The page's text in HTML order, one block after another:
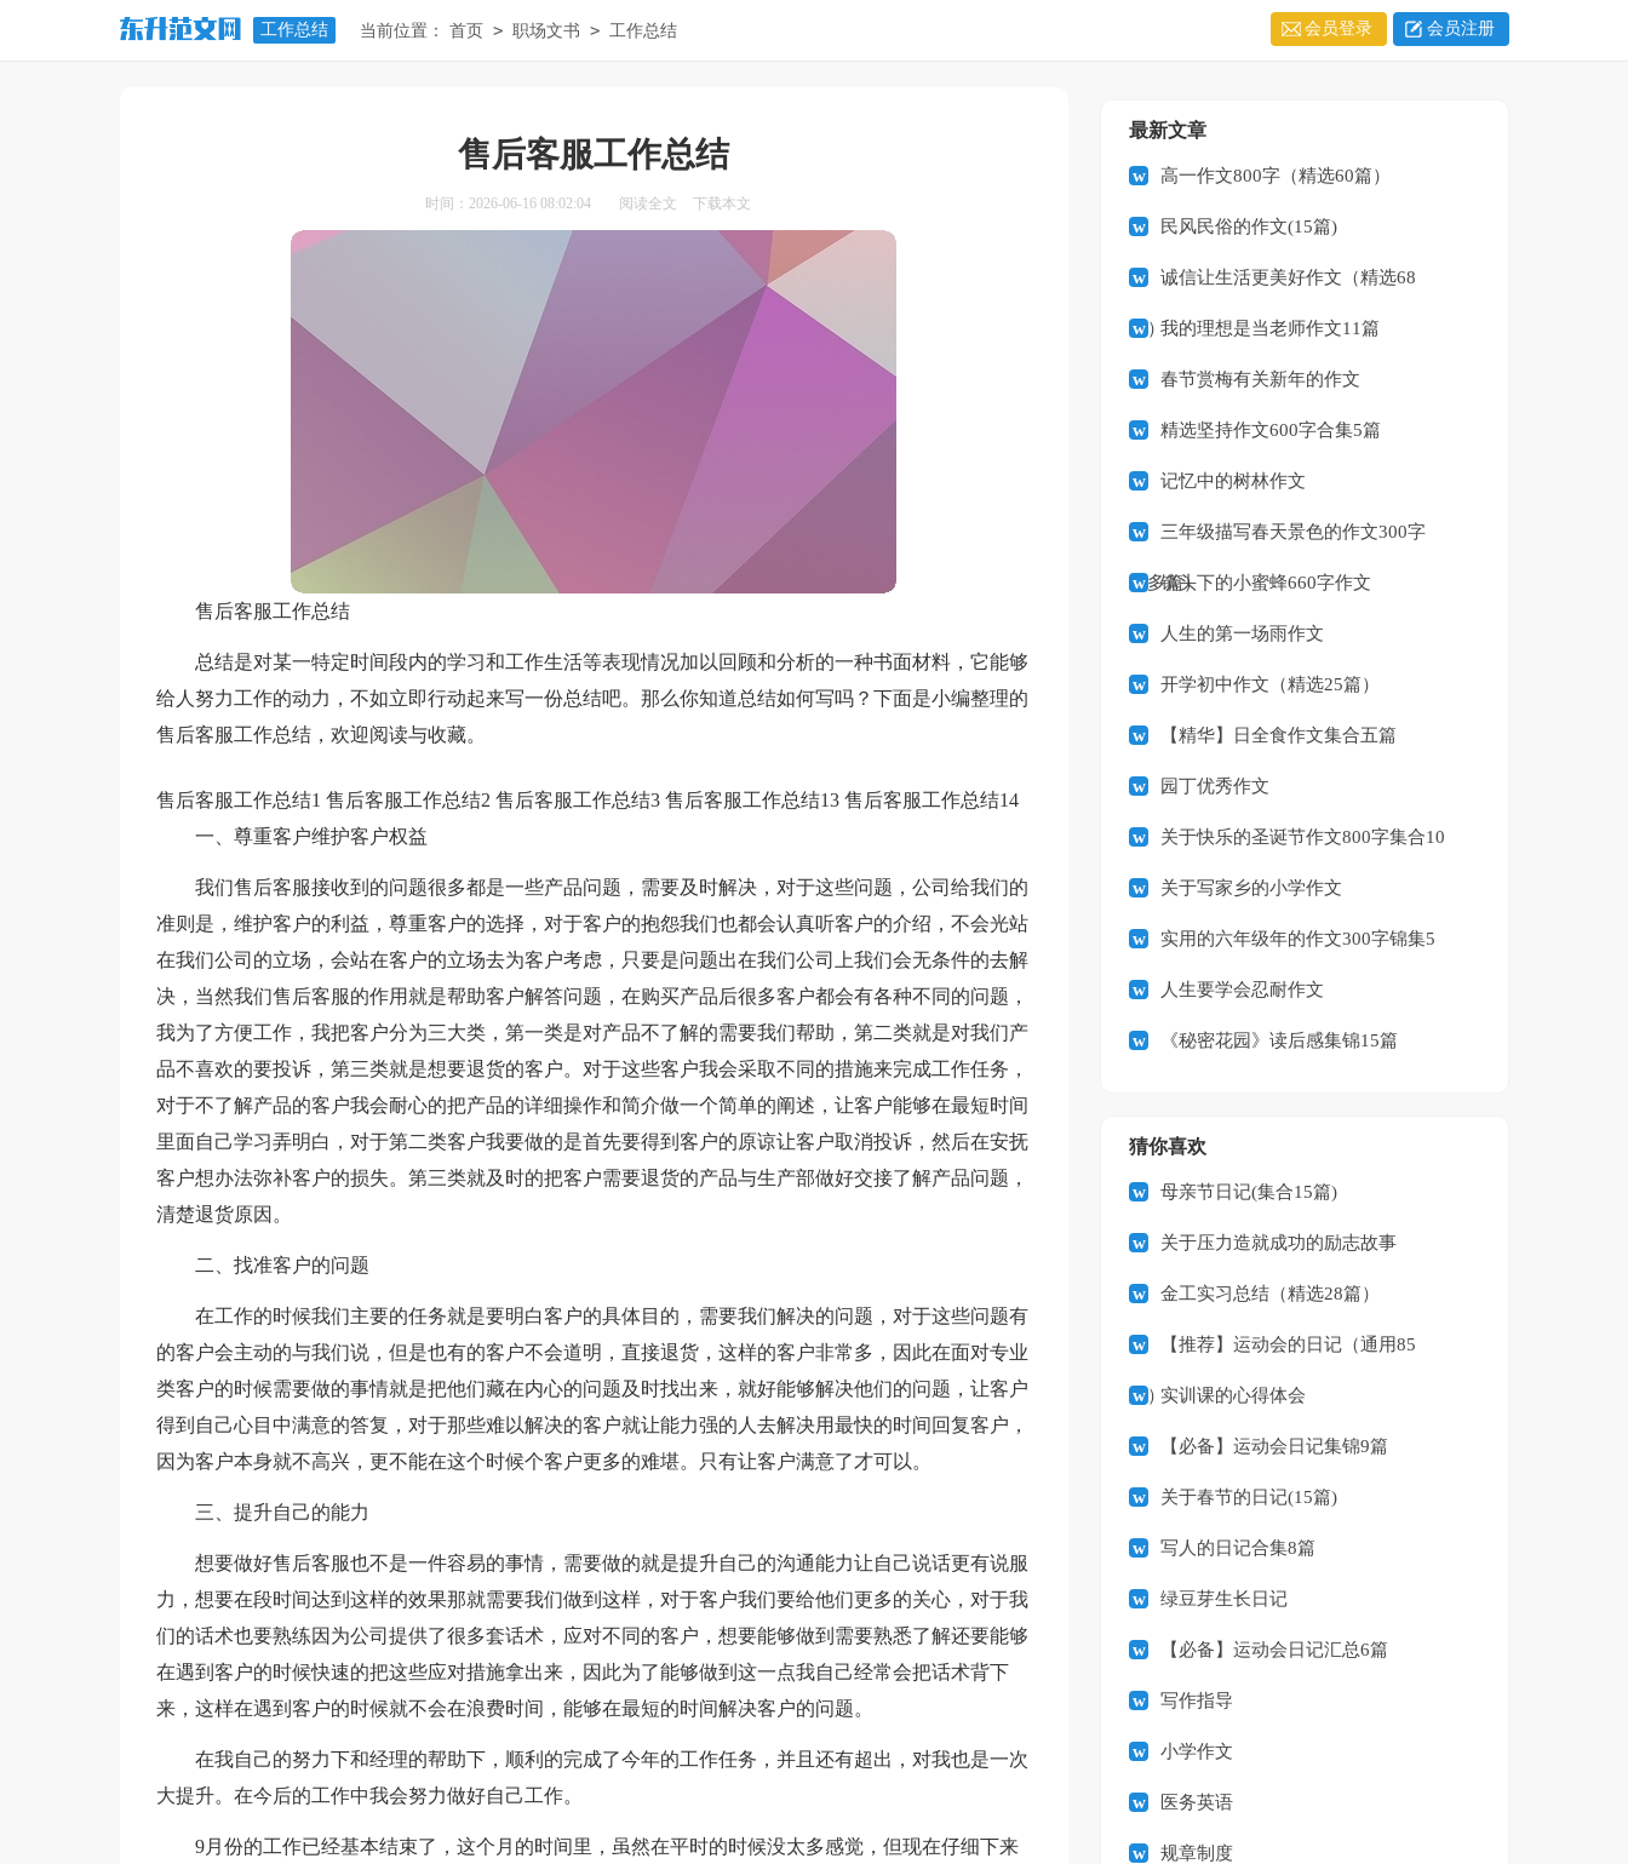
工作总结 当前位置： 首页 > 职场文书 > 工作总结 会员登录 会员注册
售后客服工作总结
时间：2026-06-16 08:02:04 阅读全文 下载本文
售后客服工作总结
总结是对某一特定时间段内的学习和工作生活等表现情况加以回顾和分析的一种书面材料，它能够
给人努力工作的动力，不如立即行动起来写一份总结吧。那么你知道总结如何写吗？下面是小编整理的
售后客服工作总结，欢迎阅读与收藏。
售后客服工作总结1
一、尊重客户维护客户权益
我们售后客服接收到的问题很多都是一些产品问题，需要及时解决，对于这些问题，公司给我们的
准则是，维护客户的利益，尊重客户的选择，对于客户的抱怨我们也都会认真听客户的介绍，不会光站
在我们公司的立场，会站在客户的立场去为客户考虑，只要是问题出在我们公司上我们会无条件的去解
决，当然我们售后客服的作用就是帮助客户解答问题，在购买产品后很多客户都会有各种不同的问题，
我为了方便工作，我把客户分为三大类，第一类是对产品不了解的需要我们帮助，第二类就是对我们产
品不喜欢的要投诉，第三类就是想要退货的客户。对于这些客户我会采取不同的措施来完成工作任务，
对于不了解产品的客户我会耐心的把产品的详细操作和简介做一个简单的阐述，让客户能够在最短时间
里面自己学习弄明白，对于第二类客户我要做的是首先要得到客户的原谅让客户取消投诉，然后在安抚
客户想办法弥补客户的损失。第三类就及时的把客户需要退货的产品与生产部做好交接了解产品问题，
清楚退货原因。
二、找准客户的问题
在工作的时候我们主要的任务就是要明白客户的具体目的，需要我们解决的问题，对于这些问题有
的客户会主动的与我们说，但是也有的客户不会道明，直接退货，这样的客户非常多，因此在面对专业
类客户的时候需要做的事情就是把他们藏在内心的问题及时找出来，就好能够解决他们的问题，让客户
得到自己心目中满意的答复，对于那些难以解决的客户就让能力强的人去解决用最快的时间回复客户，
因为客户本身就不高兴，更不能在这个时候个客户更多的难堪。只有让客户满意了才可以。
三、提升自己的能力
想要做好售后客服也不是一件容易的事情，需要做的就是提升自己的沟通能力让自己说话更有说服
力，想要在段时间达到这样的效果那就需要我们做到这样，对于客户我们要给他们更多的关心，对于我
们的话术也要熟练因为公司提供了很多套话术，应对不同的客户，想要能够做到需要熟悉了解还要能够
在遇到客户的时候快速的把这些应对措施拿出来，因此为了能够做到这一点我自己经常会把话术背下
来，这样在遇到客户的时候就不会在浪费时间，能够在最短的时间解决客户的问题。
在我自己的努力下和经理的帮助下，顺利的完成了今年的工作任务，并且还有超出，对我也是一次
大提升。在今后的工作中我会努力做好自己工作。
售后客服工作总结2
9月份的工作已经基本结束了，这个月的时间里，虽然在平时的时候没太多感觉，但现在仔细下来
售后客服工作总结3 售后客服工作总结13 售后客服工作总结14
最新文章
高一作文800字（精选60篇）
民风民俗的作文(15篇)
诚信让生活更美好作文（精选68
篇）我的理想是当老师作文11篇
春节赏梅有关新年的作文
精选坚持作文600字合集5篇
记忆中的树林作文
三年级描写春天景色的作文300字
（多篇）
镜头下的小蜜蜂660字作文
人生的第一场雨作文
开学初中作文（精选25篇）
【精华】日全食作文集合五篇
园丁优秀作文
关于快乐的圣诞节作文800字集合10
篇 关于写家乡的小学作文
实用的六年级年的作文300字锦集5
篇 人生要学会忍耐作文
《秘密花园》读后感集锦15篇
猜你喜欢
母亲节日记(集合15篇)
关于压力造就成功的励志故事
金工实习总结（精选28篇）
【推荐】运动会的日记（通用85
篇）实训课的心得体会
【必备】运动会日记集锦9篇
关于春节的日记(15篇)
写人的日记合集8篇
绿豆芽生长日记
【必备】运动会日记汇总6篇
写作指导
小学作文
医务英语
规章制度